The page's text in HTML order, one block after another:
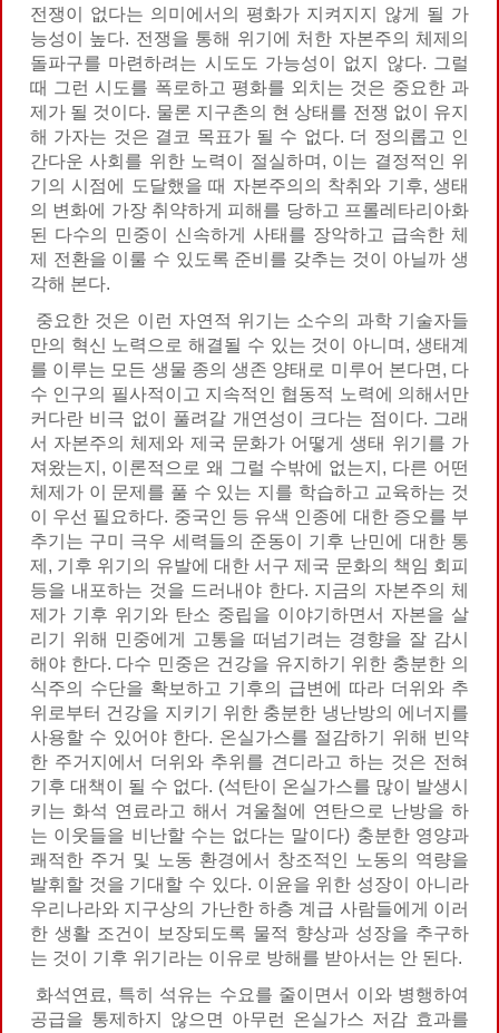
전쟁이 없다는 의미에서의 평화가 지켜지지 않게 될 가
능성이 높다. 전쟁을 통해 위기에 처한 자본주의 체제의
돌파구를 마련하려는 시도도 가능성이 없지 않다. 그럴
때 그런 시도를 폭로하고 평화를 외치는 것은 중요한 과
제가 될 것이다. 물론 지구촌의 현 상태를 전쟁 없이 유지
해 가자는 것은 결코 목표가 될 수 없다. 더 정의롭고 인
간다운 사회를 위한 노력이 절실하며, 이는 결정적인 위
기의 시점에 도달했을 때 자본주의의 착취와 기후, 생태
의 변화에 가장 취약하게 피해를 당하고 프롤레타리아화
된 다수의 민중이 신속하게 사태를 장악하고 급속한 체
제 전환을 이룰 수 있도록 준비를 갖추는 것이 아닐까 생
각해 본다.
중요한 것은 이런 자연적 위기는 소수의 과학 기술자들
만의 혁신 노력으로 해결될 수 있는 것이 아니며, 생태계
를 이루는 모든 생물 종의 생존 양태로 미루어 본다면, 다
수 인구의 필사적이고 지속적인 협동적 노력에 의해서만
커다란 비극 없이 풀려갈 개연성이 크다는 점이다. 그래
서 자본주의 체제와 제국 문화가 어떻게 생태 위기를 가
져왔는지, 이론적으로 왜 그럴 수밖에 없는지, 다른 어떤
체제가 이 문제를 풀 수 있는 지를 학습하고 교육하는 것
이 우선 필요하다. 중국인 등 유색 인종에 대한 증오를 부
추기는 구미 극우 세력들의 준동이 기후 난민에 대한 통
제, 기후 위기의 유발에 대한 서구 제국 문화의 책임 회피
등을 내포하는 것을 드러내야 한다. 지금의 자본주의 체
제가 기후 위기와 탄소 중립을 이야기하면서 자본을 살
리기 위해 민중에게 고통을 떠넘기려는 경향을 잘 감시
해야 한다. 다수 민중은 건강을 유지하기 위한 충분한 의
식주의 수단을 확보하고 기후의 급변에 따라 더위와 추
위로부터 건강을 지키기 위한 충분한 냉난방의 에너지를
사용할 수 있어야 한다. 온실가스를 절감하기 위해 빈약
한 주거지에서 더위와 추위를 견디라고 하는 것은 전혀
기후 대책이 될 수 없다. (석탄이 온실가스를 많이 발생시
키는 화석 연료라고 해서 겨울철에 연탄으로 난방을 하
는 이웃들을 비난할 수는 없다는 말이다) 충분한 영양과
쾌적한 주거 및 노동 환경에서 창조적인 노동의 역량을
발휘할 것을 기대할 수 있다. 이윤을 위한 성장이 아니라
우리나라와 지구상의 가난한 하층 계급 사람들에게 이러
한 생활 조건이 보장되도록 물적 향상과 성장을 추구하
는 것이 기후 위기라는 이유로 방해를 받아서는 안 된다.
화석연료, 특히 석유는 수요를 줄이면서 이와 병행하여
공급을 통제하지 않으면 아무런 온실가스 저감 효과를